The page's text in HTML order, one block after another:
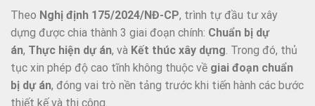
Theo Nghị định 175/2024/NĐ-CP, trình tự đầu tư xây
dựng được chia thành 3 giai đoạn chính: Chuẩn bị dự
án, Thực hiện dự án, và Kết thúc xây dựng. Trong đó, thủ
tục xin phép độ cao tĩnh không thuộc về giai đoạn chuẩn
bị dự án, đóng vai trò nền tảng trước khi tiến hành các bước
thiết kế và thi công.